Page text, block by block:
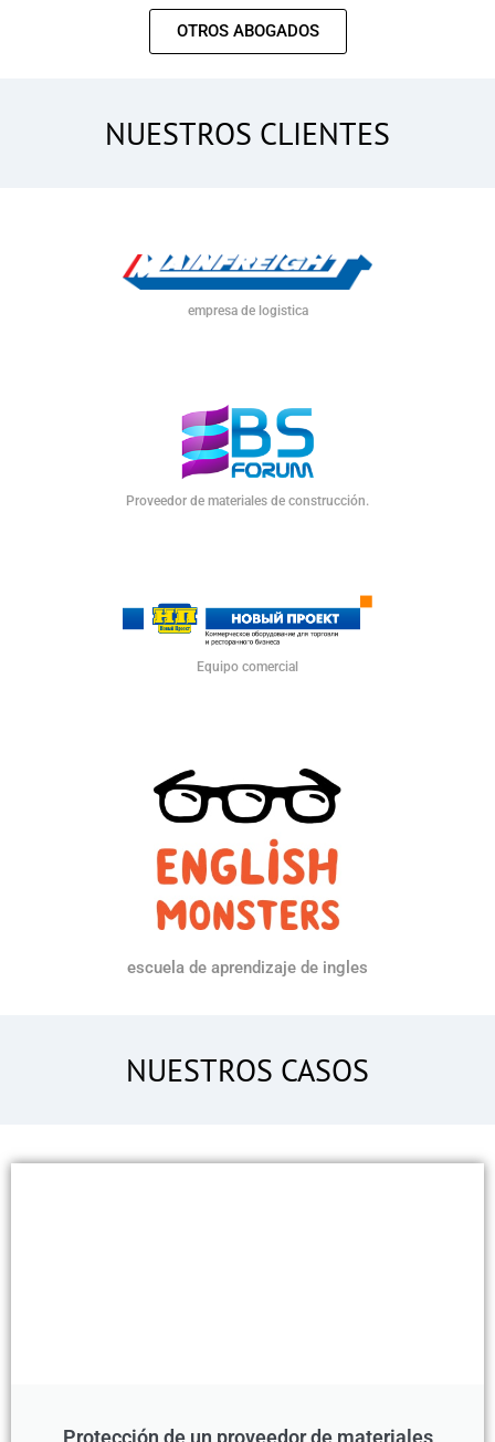
OTROS ABOGADOS
NUESTROS CLIENTES
empresa de logistica
Proveedor de materiales de construcción.
Equipo comercial
escuela de aprendizaje de ingles
NUESTROS CASOS
Protección de un proveedor de materiales